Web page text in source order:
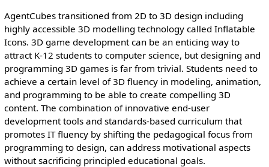
AgentCubes transitioned from 2D to 3D design including
highly accessible 3D modelling technology called Inflatable
Icons. 3D game development can be an enticing way to
attract K-12 students to computer science, but designing and
programming 3D games is far from trivial. Students need to
achieve a certain level of 3D fluency in modeling, animation,
and programming to be able to create compelling 3D
content. The combination of innovative end-user
development tools and standards-based curriculum that
promotes IT fluency by shifting the pedagogical focus from
programming to design, can address motivational aspects
without sacrificing principled educational goals.